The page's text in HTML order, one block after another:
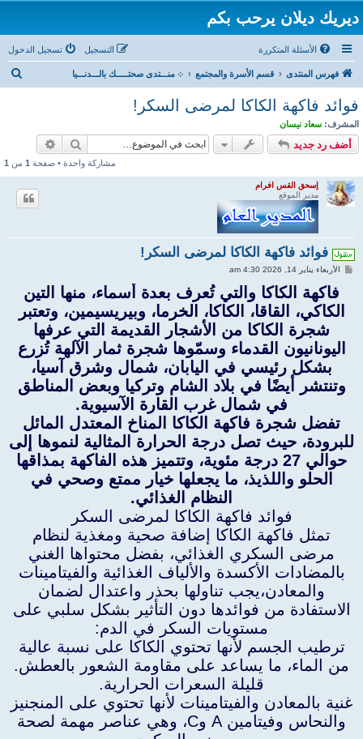
ديريك ديلان يرحب بكم
الأسئلة المتكررة تسجيل الدخول التسجيل
فهرس المنتدى قسم الأسرة والمجتمع ܀ منـــتدى صحتـــــك بالـــدنـــيا
فوائد فاكهة الكاكا لمرضى السكر!
المشرف: سعاد نيسان
أضف رد جديد بحث
مشاركة واحدة • صفحة 1 من 1
إسحق القس افرام
مدير الموقع
فوائد فاكهة الكاكا لمرضى السكر!
ة
الأربعاء يناير 14, 2026 4:30 am
فاكهة الكاكا والتي تُعرف بعدة أسماء، منها التين
الكاكي، القاقا، الكاكا، الخرما، وبيريسيمين، وتعتبر
شجرة الكاكا من الأشجار القديمة التي عرفها
اليونانيون القدماء وسمّوها شجرة ثمار الآلهة تُزرع
بشكل رئيسي في اليابان، شمال وشرق آسيا،
وتنتشر أيضًا في بلاد الشام وتركيا وبعض المناطق
في شمال غرب القارة الآسيوية.
تفضل شجرة فاكهة الكاكا المناخ المعتدل المائل
للبرودة، حيث تصل درجة الحرارة المثالية لنموها إلى
حوالي 27 درجة مئوية، وتتميز هذه الفاكهة بمذاقها
الحلو واللذيذ، ما يجعلها خيار ممتع وصحي في
النظام الغذائي.
فوائد فاكهة الكاكا لمرضى السكر
تمثل فاكهة الكاكا إضافة صحية ومغذية لنظام
مرضى السكري الغذائي، بفضل محتواها الغني
بالمضادات الأكسدة والألياف الغذائية والفيتامينات
والمعادن،يجب تناولها بحذر واعتدال لضمان
الاستفادة من فوائدها دون التأثير بشكل سلبي على
مستويات السكر في الدم:
ترطيب الجسم لأنها تحتوي الكاكا على نسبة عالية
من الماء، ما يساعد على مقاومة الشعور بالعطش.
قليلة السعرات الحرارية.
غنية بالمعادن والفيتامينات لأنها تحتوي على المنجنيز
والنحاس وفيتامين A وC، وهي عناصر مهمة لصحة